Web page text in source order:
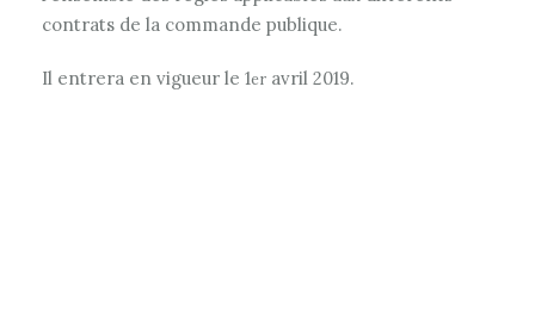
contrats de la commande publique.
Il entrera en vigueur le 1er avril 2019.